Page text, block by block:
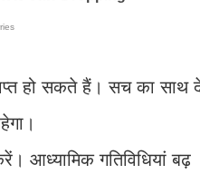
हो सकते हैं। सच का साथ
आध्यामिक गतिविधियां बढ़